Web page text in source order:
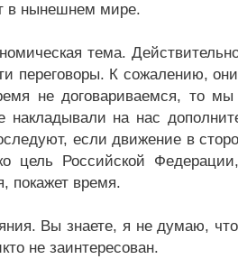
в нынешнем мире.
тема.
переговоры. К сожалению,
не договариваемся, то
накладывали на нас
если движение в
цель Российской
покажет время.
Вы знаете, я не думаю,
не заинтересован.